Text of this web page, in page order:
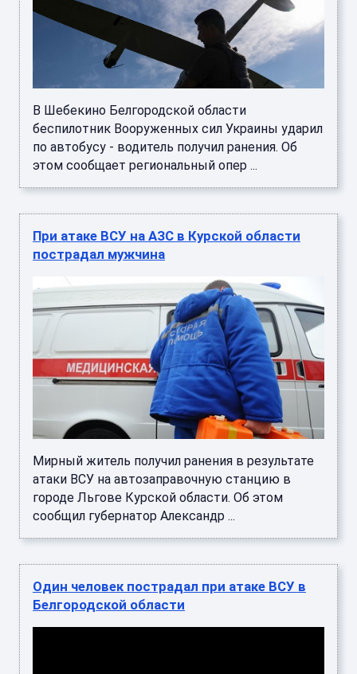
В Шебекино Белгородской области
беспилотник Вооруженных сил Украины ударил
по автобусу - водитель получил ранения. Об
этом сообщает региональный опер ...
При атаке ВСУ на АЗС в Курской области
пострадал мужчина
Мирный житель получил ранения в результате
атаки ВСУ на автозаправочную станцию в
городе Льгове Курской области. Об этом
сообщил губернатор Александр ...
Один человек пострадал при атаке ВСУ в
Белгородской области